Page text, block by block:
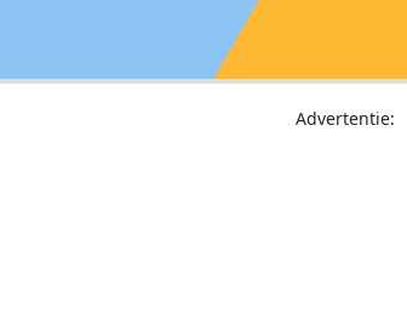
Advertentie: